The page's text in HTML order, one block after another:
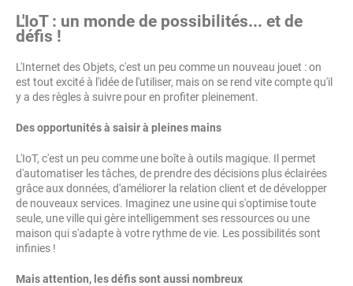
L'IoT : un monde de possibilités... et de
défis !
L'Internet des Objets, c'est un peu comme un nouveau jouet : on
est tout excité à l'idée de l'utiliser, mais on se rend vite compte qu'il
y a des règles à suivre pour en profiter pleinement.
Des opportunités à saisir à pleines mains
L'IoT, c'est un peu comme une boîte à outils magique. Il permet
d'automatiser les tâches, de prendre des décisions plus éclairées
grâce aux données, d'améliorer la relation client et de développer
de nouveaux services. Imaginez une usine qui s'optimise toute
seule, une ville qui gère intelligemment ses ressources ou une
maison qui s'adapte à votre rythme de vie. Les possibilités sont
infinies !
Mais attention, les défis sont aussi nombreux